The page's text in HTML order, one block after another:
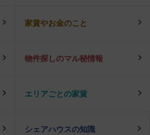
家賃やお金のこと
物件探しのマル秘情報
エリアごとの家賃
シェアハウスの知識